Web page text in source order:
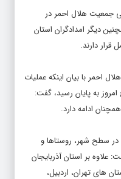
نیروی عملیاتی جمعیت هلال احمر در
دیگر امدادگران استان
قرار دارند.
احمر با بیان اینکه عملیات
به پایان رسید، گفت:
ادامه دارد.
در سطح شهر، روستاها و
بر استان آذربایجان
های تهران، اردبیل،